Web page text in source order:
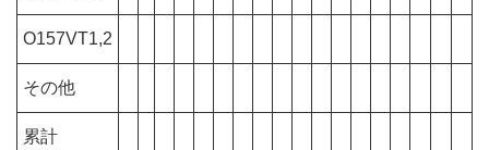
O157VT1,2
その他
累計